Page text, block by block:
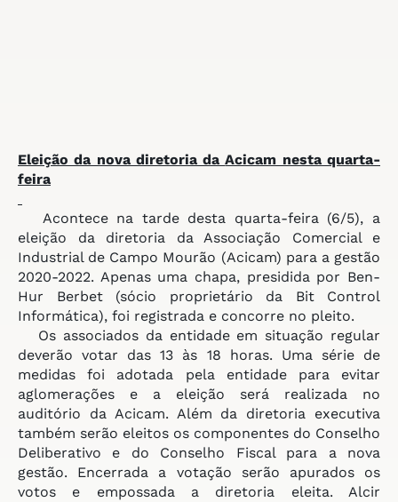
Eleição da nova diretoria daAcicam nesta quarta-
feira
Acontece na tarde desta quarta-feira (6/5), a
eleição da diretoria da Associação Comercial e
Industrial de Campo Mourão (Acicam) para a gestão
2020-2022. Apenas uma chapa, presidida por Ben-
Hur Berbet (sócio proprietário da Bit Control
Informática), foi registrada e concorre no pleito.
Os associados da entidade em situação regular
deverão votar das 13 às 18 horas. Uma série de
medidas foi adotada pela entidade para evitar
aglomerações e a eleição será realizada no
auditório da Acicam. Além da diretoria executiva
também serão eleitos os componentes do Conselho
Deliberativo e do Conselho Fiscal para a nova
gestão. Encerrada a votação serão apurados os
votos e empossada a diretoria eleita. Alcir